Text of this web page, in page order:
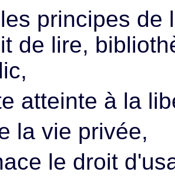
principes de
de lire,
atteinte à la
la vie privée,
le droit